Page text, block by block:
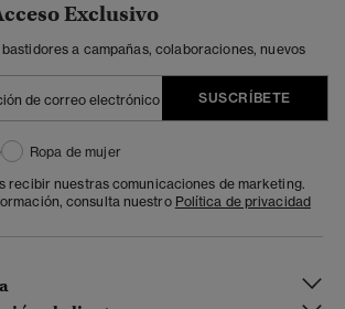
Exclusivo
a campañas, colaboraciones, nuevos
SUSCRÍBETE
Ropa de mujer
recibir nuestras comunicaciones de marketing.
consulta nuestro Política de privacidad